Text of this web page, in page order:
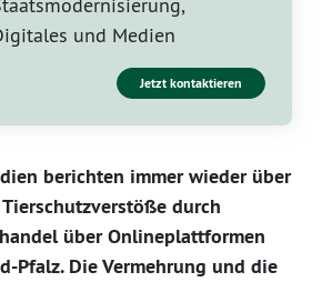
und Medien
Jetzt kontaktieren
berichten immer wieder über
durch
über Onlineplattformen
Pfalz. Die Vermehrung und die